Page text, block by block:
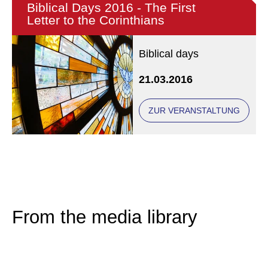
Biblical Days 2016 - The First
Letter to the Corinthians
Biblical days
21.03.2016
ZUR VERANSTALTUNG
From the media library